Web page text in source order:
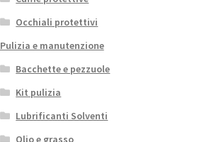
Occhiali protettivi
Pulizia e manutenzione
Bacchette e pezzuole
Kit pulizia
Lubrificanti Solventi
Olio e grasso